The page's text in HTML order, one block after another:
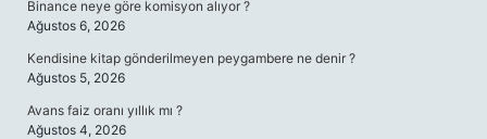
Binance neye göre komisyon alıyor ?
Ağustos 6, 2026
Kendisine kitap gönderilmeyen peygambere ne denir ?
Ağustos 5, 2026
Avans faiz oranı yıllık mı ?
Ağustos 4, 2026